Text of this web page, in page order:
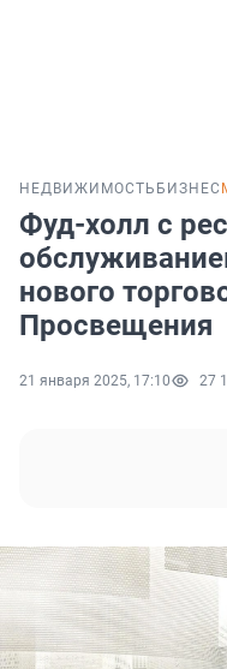
НЕДВИЖИМОСТЬ БИЗНЕС
Фуд-холл с
нового
Просвещения
21 января 2025, 17:10 27